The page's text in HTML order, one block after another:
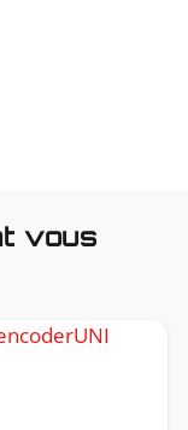
vous